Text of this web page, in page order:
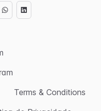
Terms & Conditions